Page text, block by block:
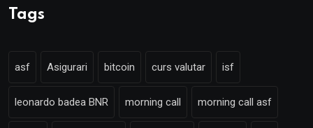
Tags
asf Asigurari bitcoin curs valutar isf
leonardo badea BNR morning call morning call asf